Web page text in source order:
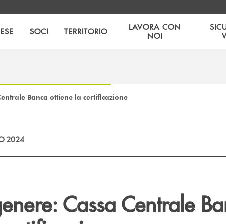
SOCI TERRITORIO
LAVORA CON
NOI
Banca ottiene la certificazione
2024
Cassa Centrale